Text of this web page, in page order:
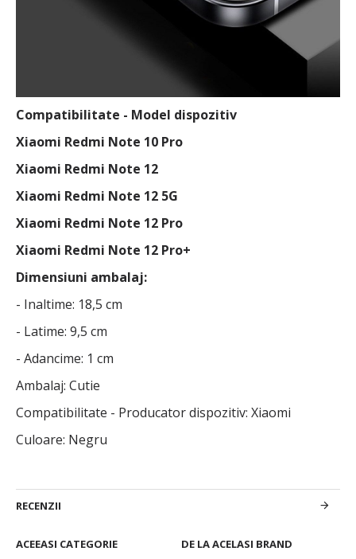
ACEEASI CATEGORIE DE LA ACELASI BRAND
Compatibilitate - Model dispozitiv
Xiaomi Redmi Note 10 Pro
Xiaomi Redmi Note 12
Xiaomi Redmi Note 12 5G
Xiaomi Redmi Note 12 Pro
Xiaomi Redmi Note 12 Pro+
Dimensiuni ambalaj:
- Inaltime: 18,5 cm
- Latime: 9,5 cm
- Adancime: 1 cm
Ambalaj: Cutie
Compatibilitate - Producator dispozitiv: Xiaomi
Culoare: Negru
RECENZII